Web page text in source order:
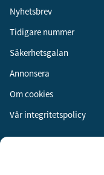
Nyhetsbrev
Tidigare nummer
Säkerhetsgalan
Annonsera
Om cookies
Vår integritetspolicy